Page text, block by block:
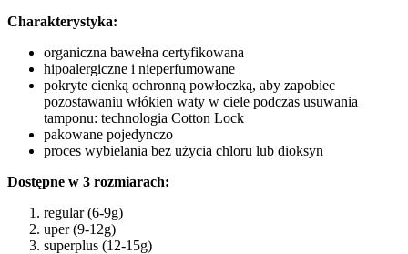
Charakterystyka:
organiczna bawełna certyfikowana
hipoalergiczne i nieperfumowane
pokryte cienką ochronną powłoczką, aby zapobiec
pozostawaniu włókien waty w ciele podczas usuwania
tamponu: technologia Cotton Lock
pakowane pojedynczo
proces wybielania bez użycia chloru lub dioksyn
Dostępne w 3 rozmiarach:
regular (6-9g)
uper (9-12g)
superplus (12-15g)